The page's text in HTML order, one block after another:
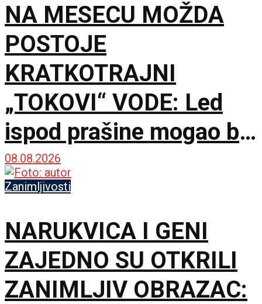
NA MESECU MOŽDA
POSTOJE
KRATKOTRAJNI
„TOKOVI“ VODE: Led
ispod prašine mogao bi
povremeno da se istopi
08.08.2026
Zanimljivosti
NARUKVICA I GENI
ZAJEDNO SU OTKRILI
ZANIMLJIV OBRAZAC: